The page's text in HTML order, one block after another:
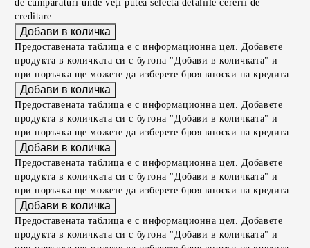
de cumpărături unde veți putea selecta detaliile cererii de
creditare.
Предоставената таблица е с информационна цел. Добавете
продукта в количката си с бутона "Добави в количката" и
при поръчка ще можете да изберете броя вноски на кредита.
Предоставената таблица е с информационна цел. Добавете
продукта в количката си с бутона "Добави в количката" и
при поръчка ще можете да изберете броя вноски на кредита.
Предоставената таблица е с информационна цел. Добавете
продукта в количката си с бутона "Добави в количката" и
при поръчка ще можете да изберете броя вноски на кредита.
Предоставената таблица е с информационна цел. Добавете
продукта в количката си с бутона "Добави в количката" и